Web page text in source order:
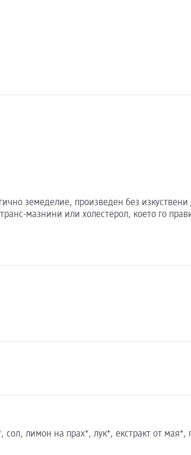
земеделие, произведен без
мазнини или холестерол, което го
лимон на прах*, лук*, екстракт от